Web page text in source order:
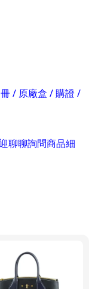
/ 原廠盒 / 購證 /
聊聊詢問商品細